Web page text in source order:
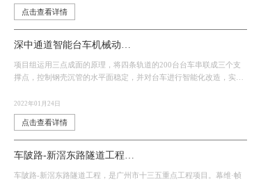
点击查看详情
项目组运用三点成面的原理，将四条轨道的200台台车串联成三个支
撑点，控制钢壳沉管的水平面稳定，并对台车进行智能化改造，实现
2022年01月24日
点击查看详情
车陂路-新滘东路隧道工程，是广州市十三五重点工程项目。幕维·帧